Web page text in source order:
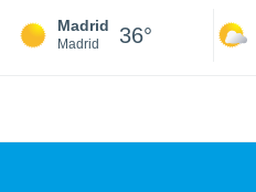
Madrid
Madrid 36°